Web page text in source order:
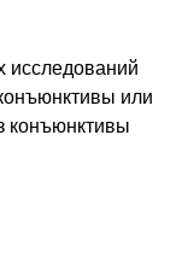
исследований
или
конъюнктивы